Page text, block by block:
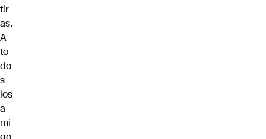
tir
as.
A
to
do
s
los
a
mi